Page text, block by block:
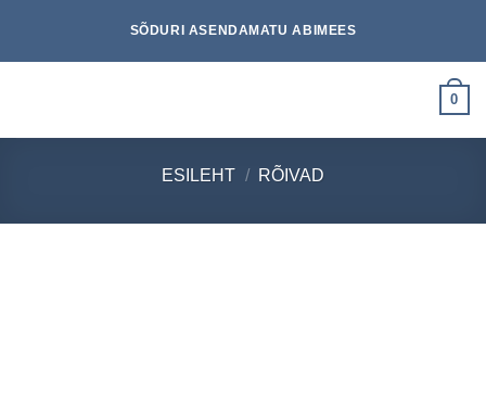
content
SÕDURI ASENDAMATU ABIMEES
0
ESILEHT / RÕIVAD